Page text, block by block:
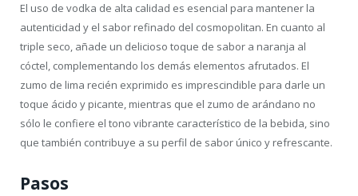
El uso de vodka de alta calidad es esencial para mantener la
autenticidad y el sabor refinado del cosmopolitan. En cuanto al
triple seco, añade un delicioso toque de sabor a naranja al
cóctel, complementando los demás elementos afrutados. El
zumo de lima recién exprimido es imprescindible para darle un
toque ácido y picante, mientras que el zumo de arándano no
sólo le confiere el tono vibrante característico de la bebida, sino
que también contribuye a su perfil de sabor único y refrescante.
Pasos